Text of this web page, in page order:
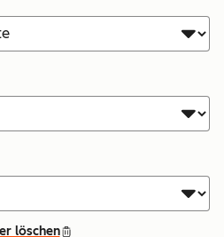
löschen